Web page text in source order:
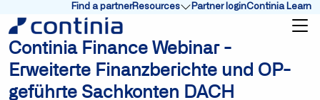
Find a partnerResources Show submenu for Resources
Partner loginContinia Learn
Continia Finance Webinar -
Erweiterte Finanzberichte und OP-
geführte Sachkonten DACH